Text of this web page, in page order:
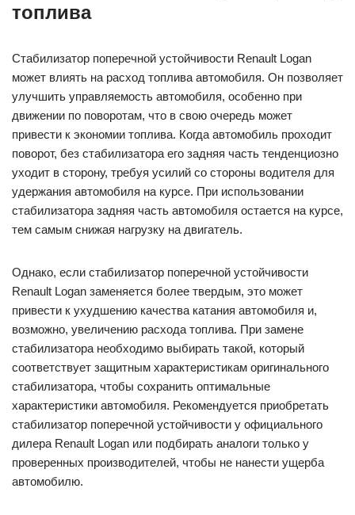
топлива
Стабилизатор поперечной устойчивости Renault Logan
может влиять на расход топлива автомобиля. Он позволяет
улучшить управляемость автомобиля, особенно при
движении по поворотам, что в свою очередь может
привести к экономии топлива. Когда автомобиль проходит
поворот, без стабилизатора его задняя часть тенденциозно
уходит в сторону, требуя усилий со стороны водителя для
удержания автомобиля на курсе. При использовании
стабилизатора задняя часть автомобиля остается на курсе,
тем самым снижая нагрузку на двигатель.
Однако, если стабилизатор поперечной устойчивости
Renault Logan заменяется более твердым, это может
привести к ухудшению качества катания автомобиля и,
возможно, увеличению расхода топлива. При замене
стабилизатора необходимо выбирать такой, который
соответствует защитным характеристикам оригинального
стабилизатора, чтобы сохранить оптимальные
характеристики автомобиля. Рекомендуется приобретать
стабилизатор поперечной устойчивости у официального
дилера Renault Logan или подбирать аналоги только у
проверенных производителей, чтобы не нанести ущерба
автомобилю.